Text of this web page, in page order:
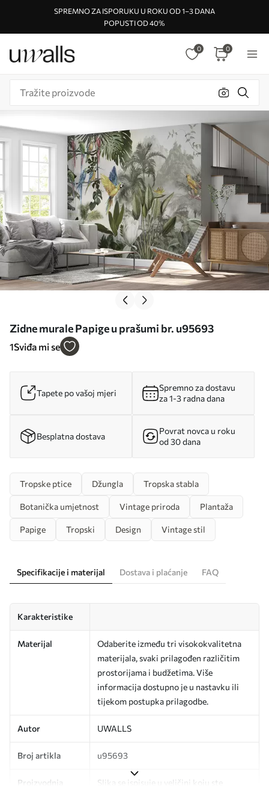
SPREMNO ZA ISPORUKU U ROKU OD 1–3 DANA
POPUSTI OD 40%
0 0
Zidne murale Papige u prašumi br. u95693
1Sviđa mi se
Tapete po vašoj mjeri
Spremno za dostavu
za 1-3 radna dana
Besplatna dostava
Povrat novca u roku
od 30 dana
Tropske ptice Džungla Tropska stabla
Botanička umjetnost Vintage priroda Plantaža
Papige Tropski Design Vintage stil
Specifikacije i materijal Dostava i plaćanje FAQ
Karakteristike
Materijal
Odaberite između tri visokokvalitetna
materijala, svaki prilagođen različitim
prostorijama i budžetima. Više
informacija dostupno je u nastavku ili
tijekom postupka prilagodbe.
Autor UWALLS
Broj artikla u95693
Proizvodnja
Slika se ispisuje u veličini koju ste